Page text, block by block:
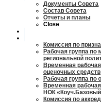
Документы Совета
Состав Совета
Отчеты и планы
Close
Комиссия по
Рабочая группа по
региональной
Временная
оценочных средств
Рабочая группа
Временная
НОК
Комиссия по